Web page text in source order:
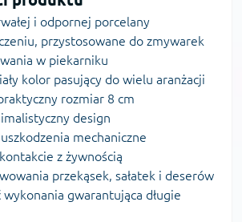
i odpornej porcelany
przystosowane do zmywarek
w piekarniku
kolor pasujący do wielu aranżacji
rozmiar 8 cm
design
mechaniczne
z żywnością
przekąsek, sałatek i deserów
wykonania gwarantująca długie